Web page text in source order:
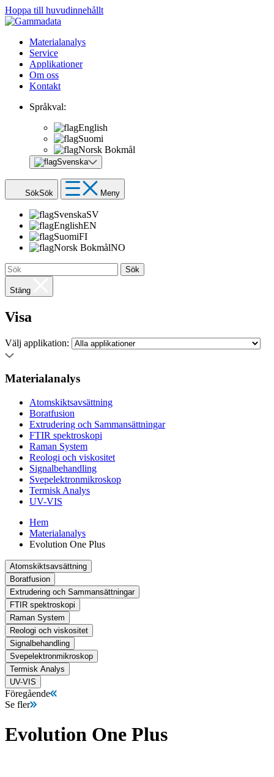
Hoppa till huvudinnehållt
Materialanalys
Service
Applikationer
Om oss
Kontakt
Språkval:
English
Suomi
Norsk Bokmål
Svenska
SökSök Meny
SvenskaSV
EnglishEN
SuomiFI
Norsk BokmålNO
Sök
Stäng
Visa
Välj applikation:
Materialanalys
Atomskiktsavsättning
Boratfusion
Extrudering och Sammansättningar
FTIR spektroskopi
Raman System
Reologi och viskositet
Signalbehandling
Svepelektronmikroskop
Termisk Analys
UV-VIS
Hem
Materialanalys
Evolution One Plus
Atomskiktsavsättning
Boratfusion
Extrudering och Sammansättningar
FTIR spektroskopi
Raman System
Reologi och viskositet
Signalbehandling
Svepelektronmikroskop
Termisk Analys
UV-VIS
Föregående
Se fler
Evolution One Plus